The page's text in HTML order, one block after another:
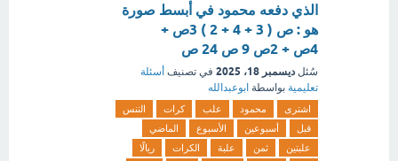
الذي دفعه محمود في أبسط صورة
هو : ص ( 3 + 4 + 2 ) 3ص +
4ص + 2ص 9 ص 24 ص
سُئل ديسمبر 18، 2025 في تصنيف أسئلة
تعليمية بواسطة ابوعبدالله
اشترى محمود علب كرات
التنس
قبل
أسبوعين الأسبوع
الماضي
علبتين
ثمن علبة الكرات
ريالًا